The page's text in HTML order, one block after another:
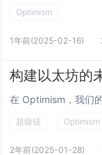
Optimism
1年前(2025-02-16)
构建以太坊的
超级链 Optimism
2年前(2025-01-28)